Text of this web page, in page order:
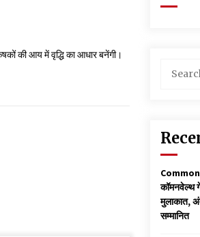
की आय में वृद्धि का आधार बनेंगी।
for:
कॉमनवेल्थ
मुलाकात,
सम्मानित